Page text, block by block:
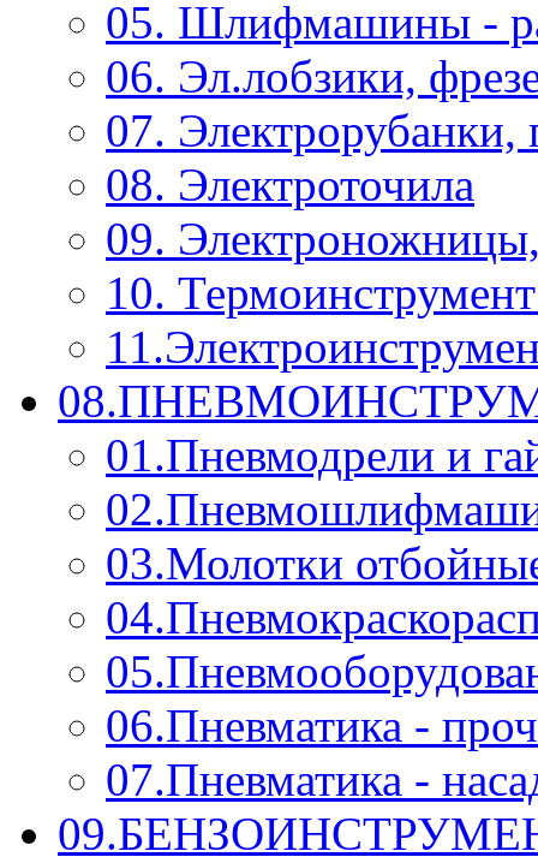
05. Шлифмашины -
06. Эл.лобзики,
07. Электрорубанки,
08. Электроточила
09.
10.
01.Пневмодрели и
03.Молотки
06.Пневматика -
07.Пневматика -